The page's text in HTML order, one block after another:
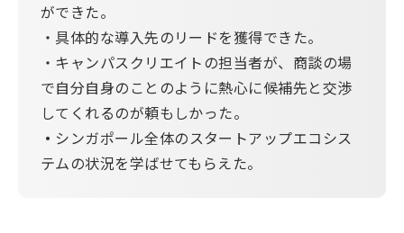
ができた。
・具体的な導入先のリードを獲得できた。
・キャンパスクリエイトの担当者が、商談の場
で自分自身のことのように熱心に候補先と交渉
してくれるのが頼もしかった。
・ シンガポール全体のスタートアップエコシス
テムの状況を学ばせてもらえた。